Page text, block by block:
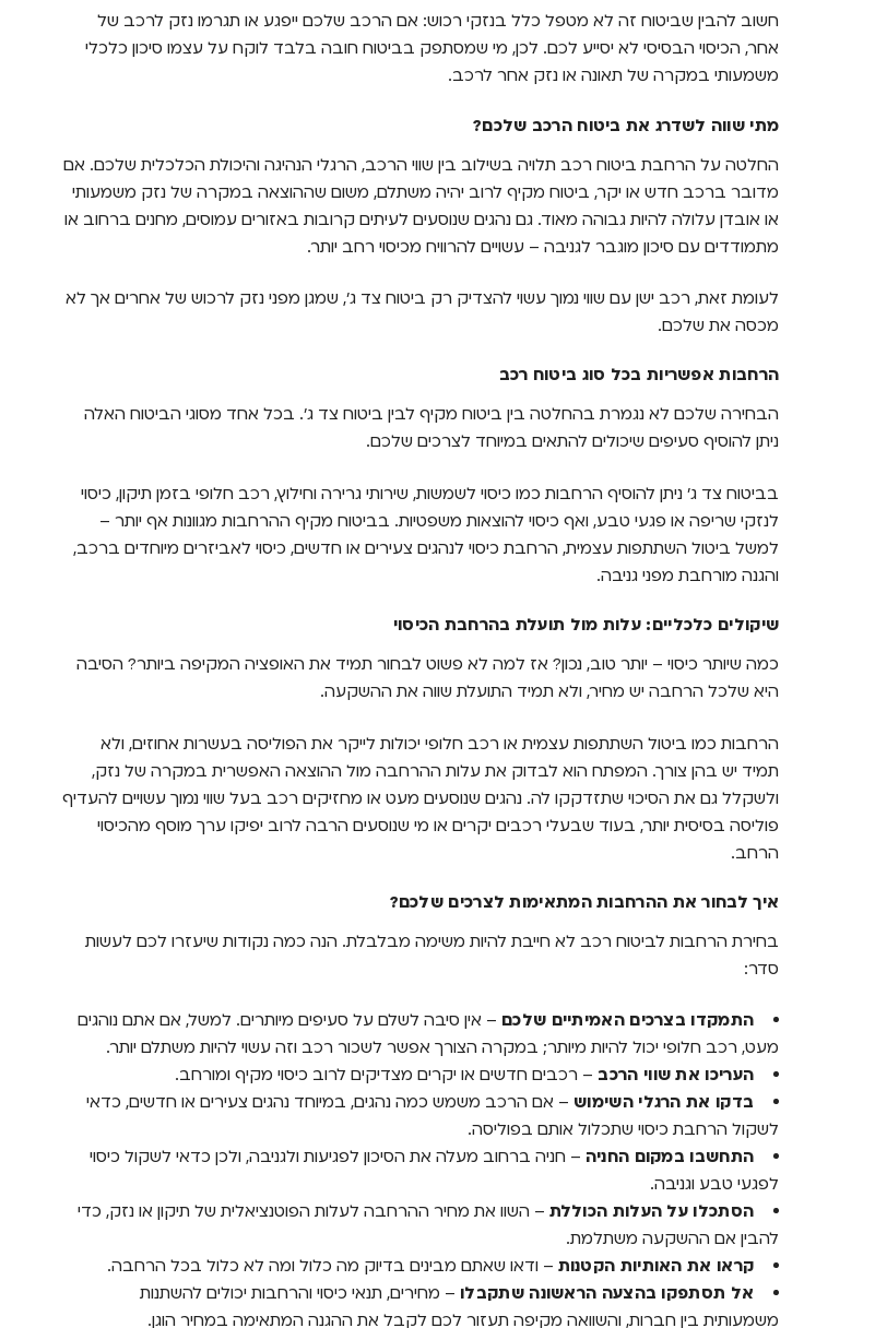
חשוב להבין שביטוח זה לא מטפל כלל בנזקי רכוש: אם הרכב שלכם ייפגע או תגרמו נזק לרכב של
אחר, הכיסוי הבסיסי לא יסייע לכם. לכן, מי שמסתפק בביטוח חובה בלבד לוקח על עצמו סיכון כלכלי
משמעותי במקרה של תאונה או נזק אחר לרכב.
מתי שווה לשדרג את ביטוח הרכב שלכם?
החלטה על הרחבת ביטוח רכב תלויה בשילוב בין שווי הרכב, הרגלי הנהיגה והיכולת הכלכלית שלכם. אם
מדובר ברכב חדש או יקר, ביטוח מקיף לרוב יהיה משתלם, משום שההוצאה במקרה של נזק משמעותי
או אובדן עלולה להיות גבוהה מאוד. גם נהגים שנוסעים לעיתים קרובות באזורים עמוסים, מחנים ברחוב או
מתמודדים עם סיכון מוגבר לגניבה – עשויים להרוויח מכיסוי רחב יותר.
לעומת זאת, רכב ישן עם שווי נמוך עשוי להצדיק רק ביטוח צד ג', שמגן מפני נזק לרכוש של אחרים אך לא
מכסה את שלכם.
הרחבות אפשריות בכל סוג ביטוח רכב
הבחירה שלכם לא נגמרת בהחלטה בין ביטוח מקיף לבין ביטוח צד ג'. בכל אחד מסוגי הביטוח האלה
ניתן להוסיף סעיפים שיכולים להתאים במיוחד לצרכים שלכם.
בביטוח צד ג' ניתן להוסיף הרחבות כמו כיסוי לשמשות, שירותי גרירה וחילוץ, רכב חלופי בזמן תיקון, כיסוי
לנזקי שריפה או פגעי טבע, ואף כיסוי להוצאות משפטיות. בביטוח מקיף ההרחבות מגוונות אף יותר –
למשל ביטול השתתפות עצמית, הרחבת כיסוי לנהגים צעירים או חדשים, כיסוי לאביזרים מיוחדים ברכב,
והגנה מורחבת מפני גניבה.
שיקולים כלכליים: עלות מול תועלת בהרחבת הכיסוי
כמה שיותר כיסוי – יותר טוב, נכון? אז למה לא פשוט לבחור תמיד את האופציה המקיפה ביותר? הסיבה
היא שלכל הרחבה יש מחיר, ולא תמיד התועלת שווה את ההשקעה.
הרחבות כמו ביטול השתתפות עצמית או רכב חלופי יכולות לייקר את הפוליסה בעשרות אחוזים, ולא
תמיד יש בהן צורך. המפתח הוא לבדוק את עלות ההרחבה מול ההוצאה האפשרית במקרה של נזק,
ולשקלל גם את הסיכוי שתזדקקו לה. נהגים שנוסעים מעט או מחזיקים רכב בעל שווי נמוך עשויים להעדיף
פוליסה בסיסית יותר, בעוד שבעלי רכבים יקרים או מי שנוסעים הרבה לרוב יפיקו ערך מוסף מהכיסוי
הרחב.
איך לבחור את ההרחבות המתאימות לצרכים שלכם?
בחירת הרחבות לביטוח רכב לא חייבת להיות משימה מבלבלת. הנה כמה נקודות שיעזרו לכם לעשות
סדר:
התמקדו בצרכים האמיתיים שלכם – אין סיבה לשלם על סעיפים מיותרים. למשל, אם אתם נוהגים
מעט, רכב חלופי יכול להיות מיותר; במקרה הצורך אפשר לשכור רכב וזה עשוי להיות משתלם יותר.
העריכו את שווי הרכב – רכבים חדשים או יקרים מצדיקים לרוב כיסוי מקיף ומורחב.
בדקו את הרגלי השימוש – אם הרכב משמש כמה נהגים, במיוחד נהגים צעירים או חדשים, כדאי
לשקול הרחבת כיסוי שתכלול אותם בפוליסה.
התחשבו במקום החניה – חניה ברחוב מעלה את הסיכון לפגיעות ולגניבה, ולכן כדאי לשקול כיסוי
לפגעי טבע וגניבה.
הסתכלו על העלות הכוללת – השוו את מחיר ההרחבה לעלות הפוטנציאלית של תיקון או נזק, כדי
להבין אם ההשקעה משתלמת.
קראו את האותיות הקטנות – ודאו שאתם מבינים בדיוק מה כלול ומה לא כלול בכל הרחבה.
אל תסתפקו בהצעה הראשונה שתקבלו – מחירים, תנאי כיסוי והרחבות יכולים להשתנות
משמעותית בין חברות, והשוואה מקיפה תעזור לכם לקבל את ההגנה המתאימה במחיר הוגן.